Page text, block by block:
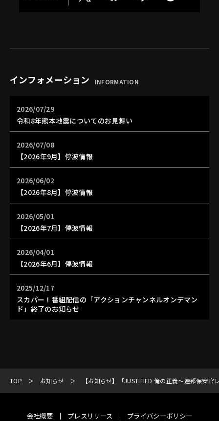
インフォメーション INFORMATION
2026/07/29
令和8年熊本地震についてのお見舞い
2026/07/08
【2026年9月】停波情報
2026/06/02
【2026年8月】停波情報
2026/05/01
【2026年7月】停波情報
2026/04/01
【2026年6月】停波情報
2025/12/17
スカパー！番組配信の「アクションチャンネルオンデマン
ド」終了のお知らせ
TOP お知らせ 【お知らせ】「JUSTIFIED 俺の正義～連邦保安
会社概要 プレスリリース
プライバシーポリシー